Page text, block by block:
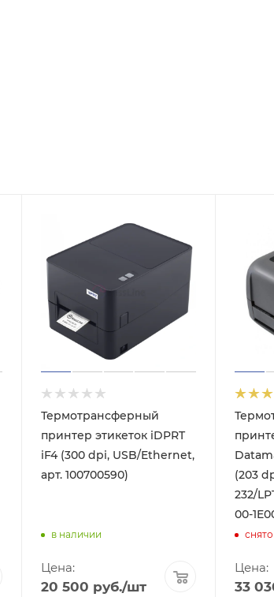
Термотрансферный
принтер этикеток iDPRT
iF4 (300 dpi, USB/Ethernet,
арт. 100700590)
в наличии
Цена:
20 500 руб./шт
(203
232/
00-
Цена:
33